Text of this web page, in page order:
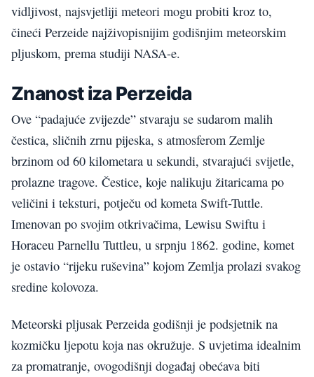
vidljivost, najsvjetliji meteori mogu probiti kroz to,
čineći Perzeide najživopisnijim godišnjim meteorskim
pljuskom, prema studiji NASA-e.
Znanost iza Perzeida
Ove “padajuće zvijezde” stvaraju se sudarom malih
čestica, sličnih zrnu pijeska, s atmosferom Zemlje
brzinom od 60 kilometara u sekundi, stvarajući svijetle,
prolazne tragove. Čestice, koje nalikuju žitaricama po
veličini i teksturi, potječu od kometa Swift-Tuttle.
Imenovan po svojim otkrivačima, Lewisu Swiftu i
Horaceu Parnellu Tuttleu, u srpnju 1862. godine, komet
je ostavio “rijeku ruševina” kojom Zemlja prolazi svakog
sredine kolovoza.
Meteorski pljusak Perzeida godišnji je podsjetnik na
kozmičku ljepotu koja nas okružuje. S uvjetima idealnim
za promatranje, ovogodišnji događaj obećava biti